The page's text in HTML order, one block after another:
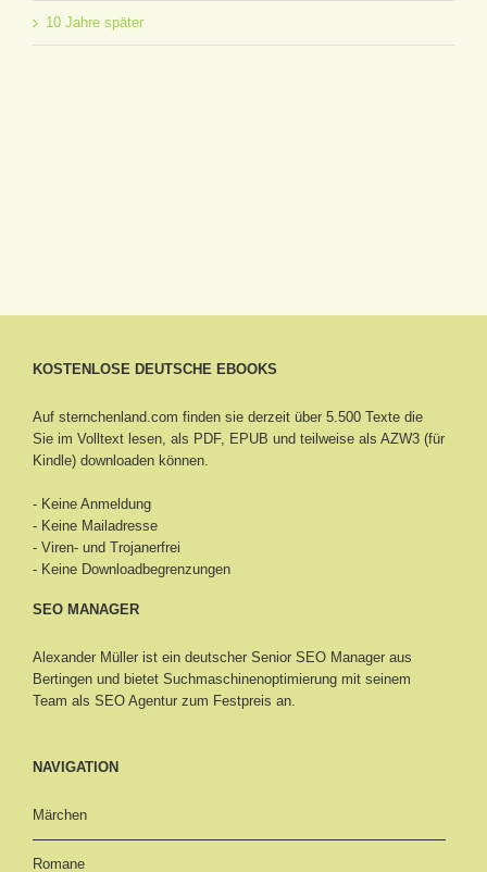
10 Jahre später
KOSTENLOSE DEUTSCHE EBOOKS
Auf sternchenland.com finden sie derzeit über 5.500 Texte die
Sie im Volltext lesen, als PDF, EPUB und teilweise als AZW3 (für
Kindle) downloaden können.
- Keine Anmeldung
- Keine Mailadresse
- Viren- und Trojanerfrei
- Keine Downloadbegrenzungen
SEO MANAGER
Alexander Müller ist ein deutscher Senior SEO Manager aus
Bertingen und bietet Suchmaschinenoptimierung mit seinem
Team als SEO Agentur zum Festpreis an.
NAVIGATION
Märchen
Romane